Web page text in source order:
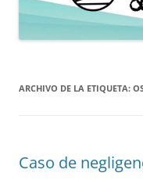
ARCHIVO DE LA ETIQUETA:
Caso de